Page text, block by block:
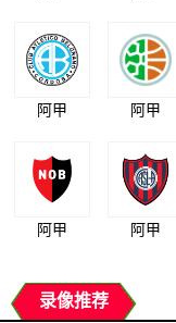
阿甲 阿甲
阿甲 阿甲
录像推荐